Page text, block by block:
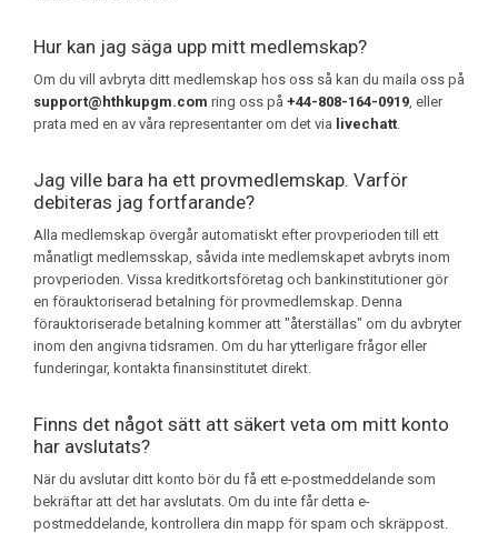
Hur kan jag säga upp mitt medlemskap?
Om du vill avbryta ditt medlemskap hos oss så kan du maila oss på
support@hthkupgm.com ring oss på +44-808-164-0919 , eller
prata med en av våra representanter om det via livechatt
Jag ville bara ha ett provmedlemskap. Varför
debiteras jag fortfarande?
Alla medlemskap övergår automatiskt efter provperioden till ett
månatligt medlemsskap, såvida inte medlemskapet avbryts inom
provperioden. Vissa kreditkortsföretag och bankinstitutioner gör
en förauktoriserad betalning för provmedlemskap. Denna
förauktoriserade betalning kommer att "återställas" om du avbryter
inom den angivna tidsramen. Om du har ytterligare frågor eller
funderingar, kontakta finansinstitutet direkt.
Finns det något sätt att säkert veta om mitt konto
har avslutats?
När du avslutar ditt konto bör du få ett e-postmeddelande som
bekräftar att det har avslutats. Om du inte får detta e-
postmeddelande, kontrollera din mapp för spam och skräppost.